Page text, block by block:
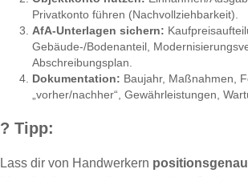
Privatkonto führen (Nachvollziehbarkeit).
AfA-Unterlagen sichern:
Gebäude-/Bodenanteil,
Abschreibungsplan.
Dokumentation: Baujahr, Maßnahmen,
„vorher/nachher“, Gewährleistungen,
? Tipp:
Lass dir von Handwerkern